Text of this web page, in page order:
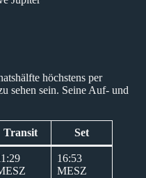
höchstens per
sehen sein. Seine Auf- und
Transit Set
16:53
MESZ